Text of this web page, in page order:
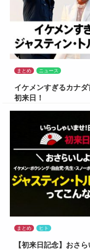
まとめ ニュース
イケメンすぎるカナ
初来日！
まとめ ヒト
【初来日記念】おさ